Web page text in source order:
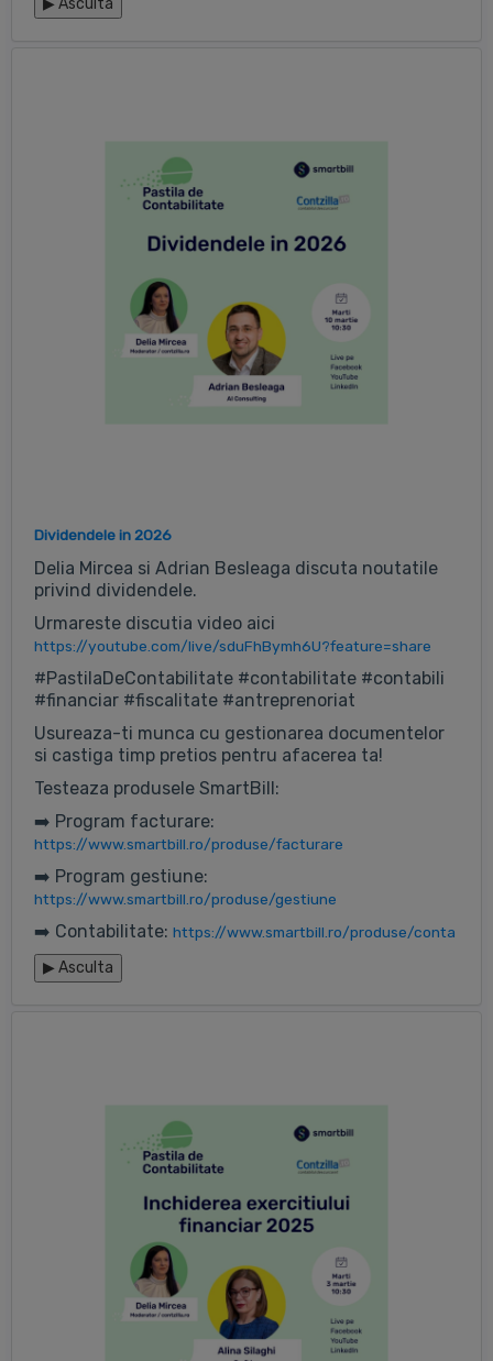
▶Asculta
Dividendele in 2026
Delia Mircea si Adrian Besleaga discuta noutatile
privind dividendele.
Urmareste discutia video aici
https://youtube.com/live/sduFhBymh6U?feature=share
#PastilaDeContabilitate #contabilitate #contabili
#financiar #fiscalitate #antreprenoriat
Usureaza-ti munca cu gestionarea documentelor
si castiga timp pretios pentru afacerea ta!
Testeaza produsele SmartBill:
➡️ Program facturare:
https://www.smartbill.ro/produse/facturare
➡️ Program gestiune:
https://www.smartbill.ro/produse/gestiune
➡️ Contabilitate: https://www.smartbill.ro/produse/conta
▶Asculta